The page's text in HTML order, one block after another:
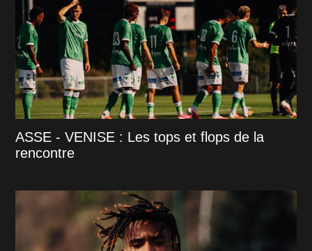
ASSE - VENISE : Les tops et flops de la
rencontre